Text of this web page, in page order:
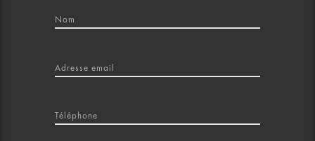
Nom
Adresse email
Téléphone